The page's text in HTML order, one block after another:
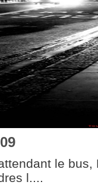
le
l....